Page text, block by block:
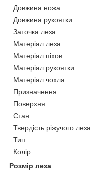
Довжина ножа
Довжина рукоятки
Заточка леза
Матеріал леза
Матеріал піхов
Матеріал рукоятки
Матеріал чохла
Призначення
Поверхня
Стан
Твердість ріжучого леза
Тип
Колір
Розмір леза